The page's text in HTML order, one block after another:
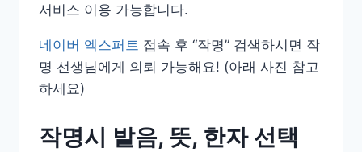
서비스 이용 가능합니다.
네이버 엑스퍼트 접속 후 “작명” 검색하시면 작
명 선생님에게 의뢰 가능해요! (아래 사진 참고
하세요)
작명시 발음, 뜻, 한자 선택